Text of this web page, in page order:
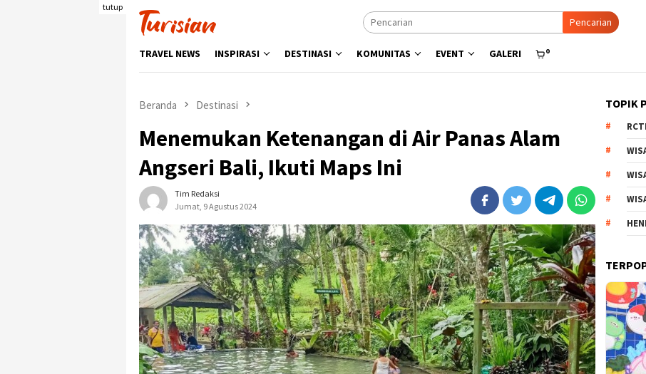
tutup
Pencarian
TRAVEL NEWS INSPIRASI DESTINASI KOMUNITAS EVENT GALERI 0
Beranda Destinasi
Menemukan Ketenangan di Air Panas Alam
Angseri Bali, Ikuti Maps Ini
Tim Redaksi
Jumat, 9 Agustus 2024
TOPIK